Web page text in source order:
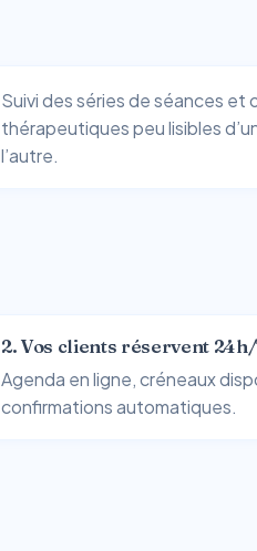
Suivi des séries de séances et
thérapeutiques peu lisibles
l’autre.
2. Vos clients réservent
Agenda en ligne, créneaux
confirmations automatiques.